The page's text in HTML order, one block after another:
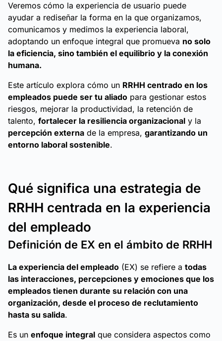
Veremos cómo la experiencia de usuario puede
ayudar a rediseñar la forma en la que organizamos,
comunicamos y medimos la experiencia laboral,
adoptando un enfoque integral que promueva no solo
la eficiencia, sino también el equilibrio y la conexión
humana.
Este artículo explora cómo un RRHH centrado en los
empleados puede ser tu aliado para gestionar estos
riesgos, mejorar la productividad, la retención de
talento, fortalecer la resiliencia organizacional y la
percepción externa de la empresa, garantizando un
entorno laboral sostenible.
Qué significa una estrategia de
RRHH centrada en la experiencia
del empleado
Definición de EX en el ámbito de RRHH
La experiencia del empleado (EX) se refiere a todas
las interacciones, percepciones y emociones que los
empleados tienen durante su relación con una
organización, desde el proceso de reclutamiento
hasta su salida.
Es un enfoque integral que considera aspectos como